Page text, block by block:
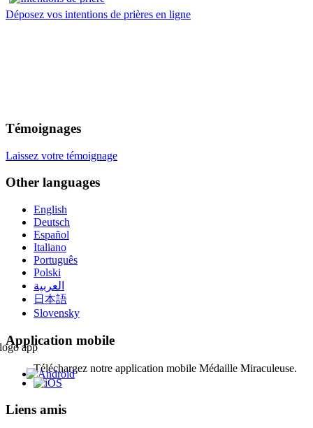
Déposez vos intentions de prières en ligne
Témoignages
Laissez votre témoignage
Other languages
English
Deutsch
Español
Italiano
Português
Polski
العربية
日本語
Slovensky
Application mobile
Téléchargez notre application mobile Médaille Miraculeuse.
Liens amis